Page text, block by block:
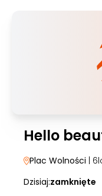
Hello
Plac Wolności |
Dzisiaj:zamknięte